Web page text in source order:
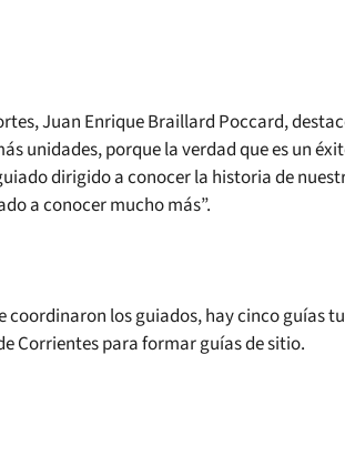
Juan Enrique Braillard Poccard,
unidades, porque la verdad que es un
dirigido a conocer la historia de
a conocer mucho más”.
coordinaron los guiados, hay cinco guías
Corrientes para formar guías de sitio.